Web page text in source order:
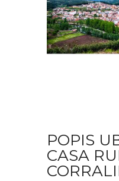
POPIS
CASA